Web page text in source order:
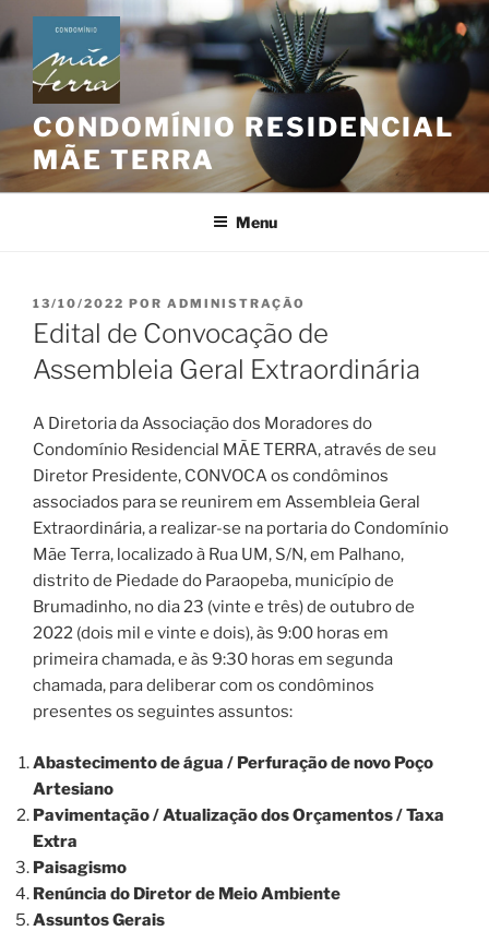
Pular
para
o
conteúdo
CONDOMÍNIO RESIDENCIAL
MÃE TERRA
Menu
PUBLICADO
EM
13/10/2022 POR ADMINISTRAÇÃO
Edital de Convocação de
Assembleia Geral Extraordinária
A Diretoria da Associação dos Moradores do
Condomínio Residencial MÃE TERRA, através de seu
Diretor Presidente, CONVOCA os condôminos
associados para se reunirem em Assembleia Geral
Extraordinária, a realizar-se na portaria do Condomínio
Mãe Terra, localizado à Rua UM, S/N, em Palhano,
distrito de Piedade do Paraopeba, município de
Brumadinho, no dia 23 (vinte e três) de outubro de
2022 (dois mil e vinte e dois), às 9:00 horas em
primeira chamada, e às 9:30 horas em segunda
chamada, para deliberar com os condôminos
presentes os seguintes assuntos:
Abastecimento de água / Perfuração de novo Poço
Artesiano
Pavimentação / Atualização dos Orçamentos / Taxa
Extra
Paisagismo
Renúncia do Diretor de Meio Ambiente
Assuntos Gerais